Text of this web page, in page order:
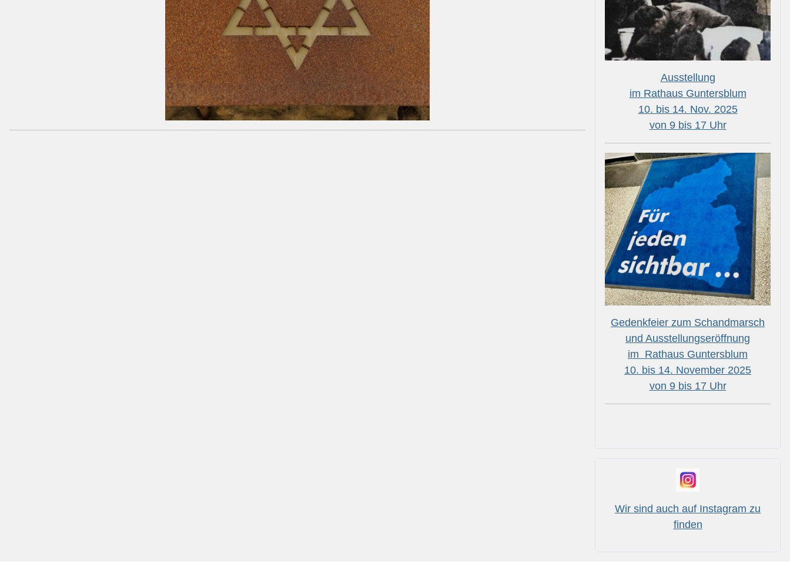
Ausstellung
im Rathaus Guntersblum
10. bis 14. Nov. 2025
von 9 bis 17 Uhr
Gedenkfeier zum Schandmarsch
und Ausstellungseröffnung
im Rathaus Guntersblum
10. bis 14. November 2025
von 9 bis 17 Uhr
Wir sind auch auf Instagram zu
finden